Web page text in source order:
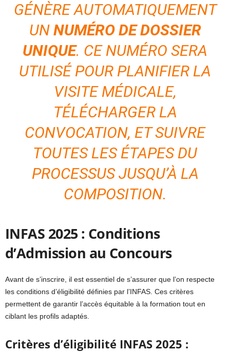
GÉNÈRE AUTOMATIQUEMENT
UN NUMÉRO DE DOSSIER
UNIQUE. CE NUMÉRO SERA
UTILISÉ POUR PLANIFIER LA
VISITE MÉDICALE,
TÉLÉCHARGER LA
CONVOCATION, ET SUIVRE
TOUTES LES ÉTAPES DU
PROCESSUS JUSQU’À LA
COMPOSITION.
INFAS 2025 : Conditions
d’Admission au Concours
Avant de s’inscrire, il est essentiel de s’assurer que l’on respecte
les conditions d’éligibilité définies par l’INFAS. Ces critères
permettent de garantir l’accès équitable à la formation tout en
ciblant les profils adaptés.
Critères d’éligibilité INFAS 2025 :